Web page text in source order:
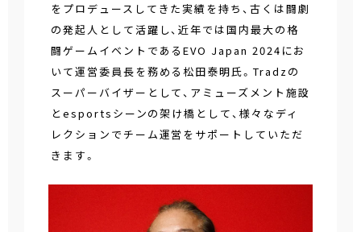
をプロデュースしてきた実績を持ち、古くは闘劇
の発起人として活躍し、近年では国内最大の格
闘ゲームイベントであるEVO Japan 2024にお
いて運営委員長を務める松田泰明氏。Tradzの
スーパーバイザーとして、アミューズメント施設
とesportsシーンの架け橋として、様々なディ
レクションでチーム運営をサポートしていただ
きます。